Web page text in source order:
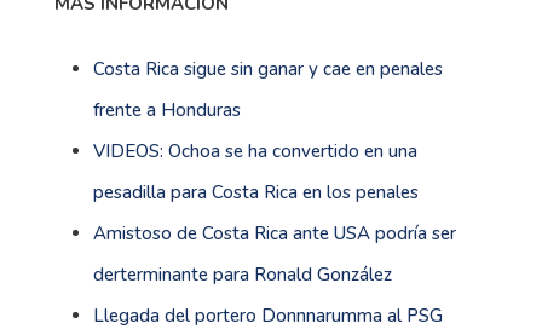
Costa Rica sigue sin ganar y cae en penales
frente a Honduras
VIDEOS: Ochoa se ha convertido en una
pesadilla para Costa Rica en los penales
Amistoso de Costa Rica ante USA podría ser
derterminante para Ronald González
Llegada del portero Donnnarumma al PSG